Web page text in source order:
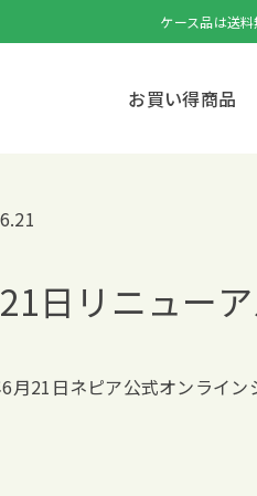
ケース品は送
お買い得商品
日リニュー
月21日ネピア公式オンライン